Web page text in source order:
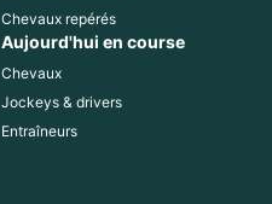
Chevaux repérés
Aujourd'hui en course
Chevaux
Jockeys & drivers
Entraîneurs